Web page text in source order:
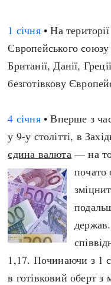
Регіони
Австралія
Азія
Америка
А(нта)рктика
Африка
Європа
1 січня• На
Європейського
Британії, Данії,
безготівкову
4 січня• Вперше з
у 9-у столітті, в
єдина валюта— на
почато
1,17. Починаючи з 1
в готівковий оберт